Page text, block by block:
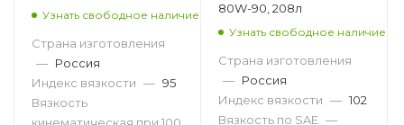
Узнать свободное наличие
Страна изготовления
— Россия
Индекс вязкости — 95
Вязкость
80W-90, 208л
Узнать свободное наличие
Страна изготовления
— Россия
Индекс вязкости — 102
Вязкость по SAE —